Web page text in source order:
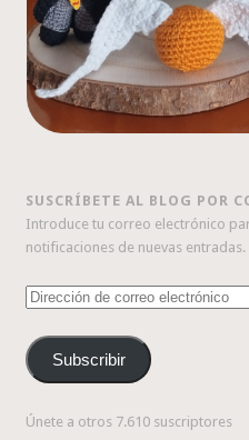
SUSCRÍBETE AL BLOG POR
Introduce tu correo electrónico
notificaciones de nuevas entradas.
Dirección
correo
electrónico
Subscribir
Únete a otros 7.610 suscriptores